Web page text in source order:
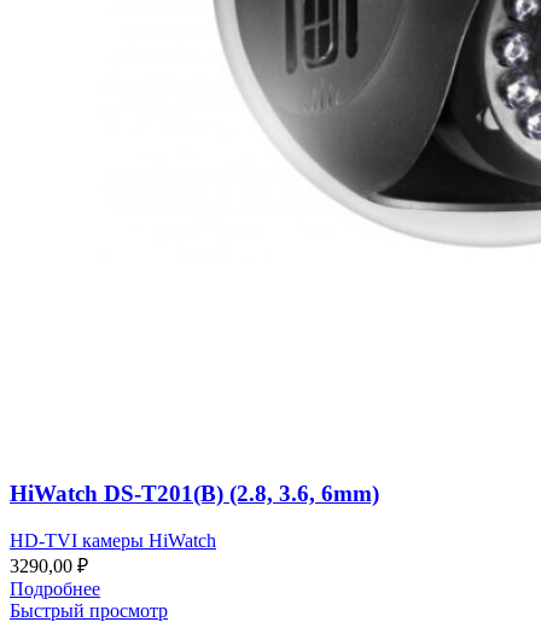
HiWatch DS-T201(B) (2.8, 3.6, 6mm)
HD-TVI камеры HiWatch
3290,00 ₽
Подробнее
Быстрый просмотр